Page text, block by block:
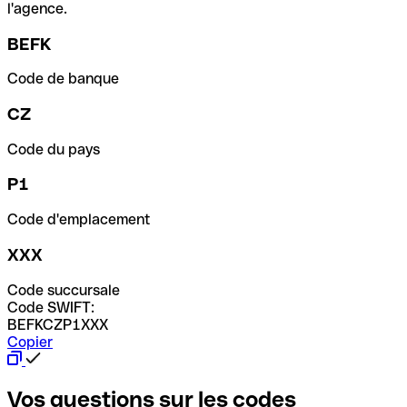
l'agence.
BEFK
Code de banque
CZ
Code du pays
P1
Code d'emplacement
XXX
Code succursale
Code SWIFT:
BEFKCZP1XXX
Copier
Vos questions sur les codes